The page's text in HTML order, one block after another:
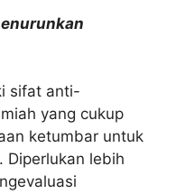
sifat anti-
yang cukup
ketumbar untuk
Diperlukan lebih